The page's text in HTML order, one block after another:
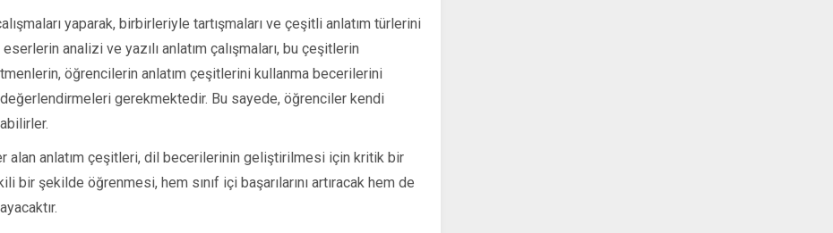
yaparak, birbirleriyle tartışmaları ve çeşitli anlatım türlerini
analizi ve yazılı anlatım çalışmaları, bu çeşitlerin
öğrencilerin anlatım çeşitlerini kullanma becerilerini
gerekmektedir. Bu sayede, öğrenciler kendi
alan anlatım çeşitleri, dil becerilerinin geliştirilmesi için kritik bir
bir şekilde öğrenmesi, hem sınıf içi başarılarını artıracak hem de